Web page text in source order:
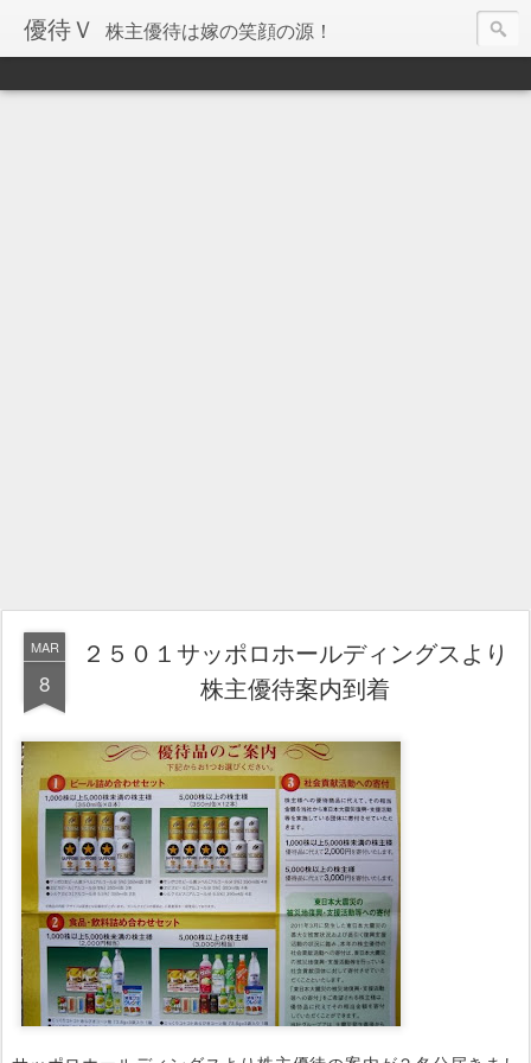
優待Ｖ 株主優待は嫁の笑顔の源！
MAR
8
２５０１サッポロホールディングスより
株主優待案内到着